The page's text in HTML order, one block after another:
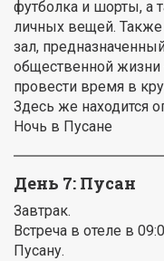
футболка и шорты, а
личных вещей.
зал,
общественной жизни
провести время в
Здесь же находится
Ночь в Пусане
День 7: Пусан
Завтрак.
Встреча в отеле в
Пусану.